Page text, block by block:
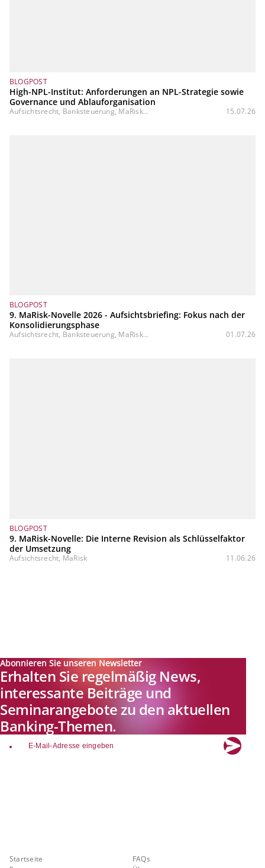
BLOGPOST
High-NPL-Institut: Anforderungen an NPL-Strategie sowie
Governance und Ablauforganisation
Aufsichtsrecht, Banksteuerung, MaRisk... 15.07.26
BLOGPOST
9. MaRisk-Novelle 2026 - Aufsichtsbriefing: Fokus nach der
Konsolidierungsphase
Aufsichtsrecht, Banksteuerung, MaRisk... 01.07.26
BLOGPOST
9. MaRisk-Novelle: Die Interne Revision als Schlüsselfaktor
der Umsetzung
Aufsichtsrecht, MaRisk 11.06.26
Abonnieren Sie unseren Newsletter
Erhalten Sie regelmäßig News,
interessante Beiträge und
Seminarangebote zu den aktuellen
Banking-Themen.
email
Startseite
FAQs